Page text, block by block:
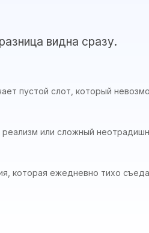
видна сразу.
пустой слот, который
или сложный
которая ежедневно тихо